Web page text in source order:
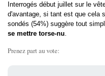
Interrogés début juillet sur le
d'avantage, si tant est que cela
sondés (54%) suggère tout
se mettre torse-nu.
Prenez part au vote: